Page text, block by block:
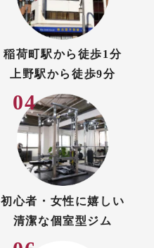
稲荷町駅から徒歩1分
上野駅から徒歩9分
初心者・女性に嬉しい
清潔な個室型ジム